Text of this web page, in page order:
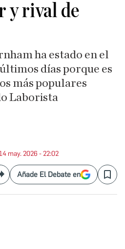
y rival de
ha estado en el
días porque es
más populares
Laborista
may. 2026 - 22:02
Añade El Debate en Save